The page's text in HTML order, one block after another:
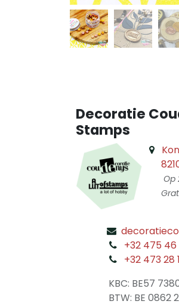
Decoratie
Stamps
Op
Gratis
+32 475
+32 473 28
KBC: BE57
BTW: BE 0862